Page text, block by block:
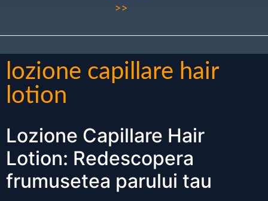
>>
lozione capillare hair
lotion
Lozione Capillare Hair
Lotion: Redescopera
frumusetea parului tau